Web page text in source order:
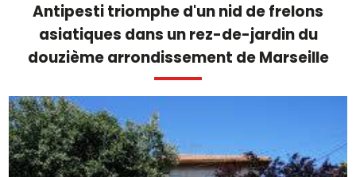
Antipesti triomphe d'un nid de frelons
asiatiques dans un rez-de-jardin du
douzième arrondissement de Marseille